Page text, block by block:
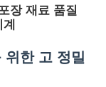
장 재료 품질
위한 고 정밀